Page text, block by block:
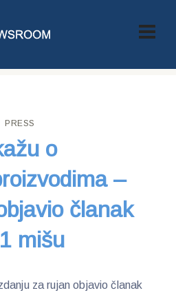
> ŠTO DRUGI KAŽU O PRESTIGIO
ČLANAK O PJ-MSO1 MIŠU
PRESS
o
–
članak
mišu
za rujan objavio članak